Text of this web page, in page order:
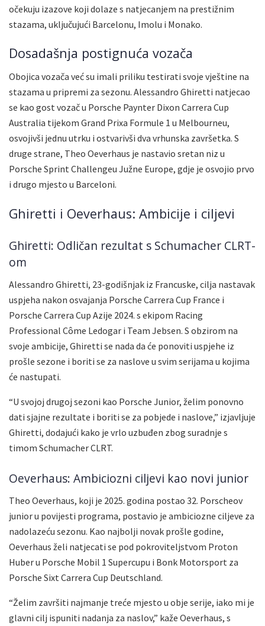
očekuju izazove koji dolaze s natjecanjem na prestižnim
stazama, uključujući Barcelonu, Imolu i Monako.
Dosadašnja postignuća vozača
Obojica vozača već su imali priliku testirati svoje vještine na
stazama u pripremi za sezonu. Alessandro Ghiretti natjecao
se kao gost vozač u Porsche Paynter Dixon Carrera Cup
Australia tijekom Grand Prixa Formule 1 u Melbourneu,
osvojivši jednu utrku i ostvarivši dva vrhunska završetka. S
druge strane, Theo Oeverhaus je nastavio sretan niz u
Porsche Sprint Challengeu Južne Europe, gdje je osvojio prvo
i drugo mjesto u Barceloni.
Ghiretti i Oeverhaus: Ambicije i ciljevi
Ghiretti: Odličan rezultat s Schumacher CLRT-
om
Alessandro Ghiretti, 23-godišnjak iz Francuske, cilja nastavak
uspjeha nakon osvajanja Porsche Carrera Cup France i
Porsche Carrera Cup Azije 2024. s ekipom Racing
Professional Côme Ledogar i Team Jebsen. S obzirom na
svoje ambicije, Ghiretti se nada da će ponoviti uspjehe iz
prošle sezone i boriti se za naslove u svim serijama u kojima
će nastupati.
“U svojoj drugoj sezoni kao Porsche Junior, želim ponovno
dati sjajne rezultate i boriti se za pobjede i naslove,” izjavljuje
Ghiretti, dodajući kako je vrlo uzbuđen zbog suradnje s
timom Schumacher CLRT.
Oeverhaus: Ambiciozni ciljevi kao novi junior
Theo Oeverhaus, koji je 2025. godina postao 32. Porscheov
junior u povijesti programa, postavio je ambiciozne ciljeve za
nadolazeću sezonu. Kao najbolji novak prošle godine,
Oeverhaus želi natjecati se pod pokroviteljstvom Proton
Huber u Porsche Mobil 1 Supercupu i Bonk Motorsport za
Porsche Sixt Carrera Cup Deutschland.
“Želim završiti najmanje treće mjesto u obje serije, iako mi je
glavni cilj ispuniti nadanja za naslov,” kaže Oeverhaus, s